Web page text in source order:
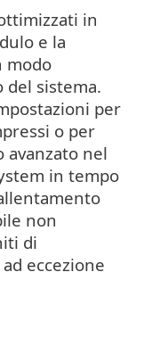
in
e la
modo
sistema.
per
o per
nel
in tempo
non
di
eccezione